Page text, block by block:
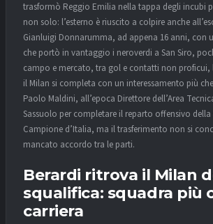
trasformò Reggio Emilia nella tappa degli incubi
non solo: l’esterno è riuscito a colpire anche
Gianluigi Donnarumma, ad appena 16 anni, con
che portò in vantaggio i neroverdi a San Siro,
campo e mercato, tra gol e contatti non proficui,
il Milan si completa con un interessamento più che
Paolo Maldini, all’epoca Direttore dell’Area
Sassuolo per completare il reparto offensivo della
Campione d’Italia, ma il trasferimento non si
mancato accordo tra le parti.
Berardi ritrova il Milan
squalifica: squadra più
carriera